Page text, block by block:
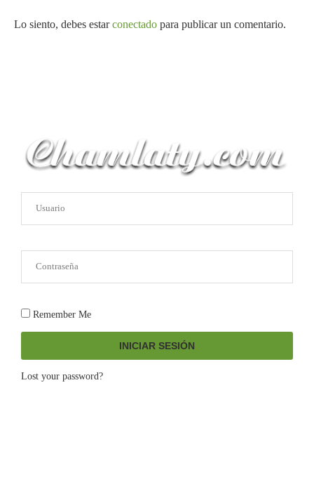
Lo siento, debes estarconectado para publicar un comentario.
Remember Me
INICIAR SESIÓN
Lost your password?